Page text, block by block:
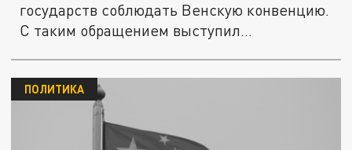
государств соблюдать Венскую конвенцию.
С таким обращением выступил...
ПОЛИТИКА